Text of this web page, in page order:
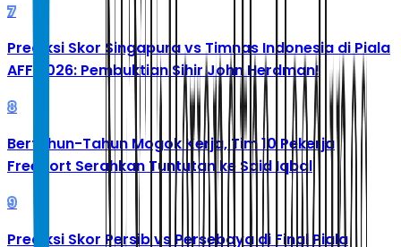
7
Prediksi Skor Singapura vs Timnas Indonesia di Piala
AFF 2026: Pembuktian Sihir John Herdman!
8
Bertahun-Tahun Mogok Kerja, Tim 10 Pekerja
Freeport Serahkan Tuntutan ke Said Iqbal
9
Prediksi Skor Persib vs Persebaya di Final Piala